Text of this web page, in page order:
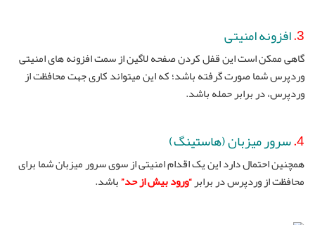
3. افزونه امنیتی
گاهی ممکن است این قفل کردن صفحه لاگین از سمت افزونه های امنیتی
وردپرس شما صورت گرفته باشد؛ که این میتواند کاری جهت محافظت از
وردپرس، در برابر حمله باشد.
4. سرور میزبان (هاستینگ)
همچنین احتمال دارد این یک اقدام امنیتی از سوی سرور میزبان شما برای
محافظت از وردپرس در برابر“ورود بیش از حد”باشد.